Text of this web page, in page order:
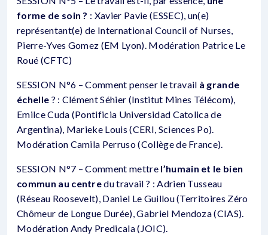
forme de soin ? : Xavier Pavie (ESSEC), un(e)
représentant(e) de International Council of Nurses,
Pierre-Yves Gomez (EM Lyon). Modération Patrice Le
Roué (CFTC)
SESSION N°6 – Comment penser le travail à grande
échelle ? : Clément Séhier (Institut Mines Télécom),
Emilce Cuda (Pontificia Universidad Catolica de
Argentina), Marieke Louis (CERI, Sciences Po).
Modération Camila Perruso (Collège de France).
SESSION N°7 – Comment mettre l’humain et le bien
commun au centredu travail ? : Adrien Tusseau
(Réseau Roosevelt), Daniel Le Guillou (Territoires Zéro
Chômeur de Longue Durée), Gabriel Mendoza (CIAS).
Modération Andy Predicala (JOIC).